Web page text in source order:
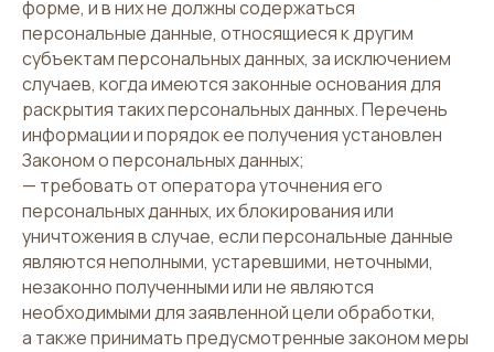
форме, и в них не должны содержаться
персональные данные, относящиеся к другим
субъектам персональных данных, за исключением
случаев, когда имеются законные основания для
раскрытия таких персональных данных. Перечень
информации и порядок ее получения установлен
Законом о персональных данных;
— требовать от оператора уточнения его
персональных данных, их блокирования или
уничтожения в случае, если персональные данные
являются неполными, устаревшими, неточными,
незаконно полученными или не являются
необходимыми для заявленной цели обработки,
а также принимать предусмотренные законом меры